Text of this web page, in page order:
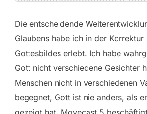
Die entscheidende
Glaubens habe ich in der Korrektur
Gottesbildes erlebt. Ich habe
Gott nicht verschiedene Gesichter
Menschen nicht in verschiedenen
begegnet, Gott ist nie anders, als
gezeigt hat. Movecast 5